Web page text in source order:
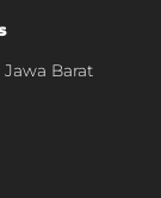
Barat